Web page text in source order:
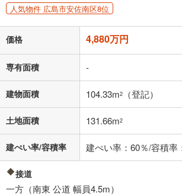
る値は、実際の金融機関等における貸出金利とは
の金融機関等における貸出金利を何ら保証するも
済方法「元利均等返済」にて算出しております。
借り入れの際は各金融機関等に、必ずご自身でご
す。
条件によってお借り入れができないことがあります
不動産会社に購入相談を
人気物件 広島市安佐南区8位
価格 4,880万円
専有面積 -
建物面積 104.33m2 （登記）
土地面積 131.66m2
建ぺい率/容積率 建ぺい率：60％/容積率
接道
一方（南東 公道 幅員4.5m）